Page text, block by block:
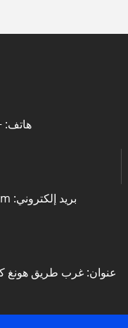
هاتف:
بريد إلكتروني:
عنوان: غرب طريق هونغ